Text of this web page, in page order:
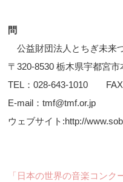
問
公益財団法人とちぎ未来
〒320-8530 栃木県宇都宮市
TEL：028-643-1010 FAX
E-mail：tmf@tmf.or.jp
ウェブサイト:http://
「日本の世界の音楽コン